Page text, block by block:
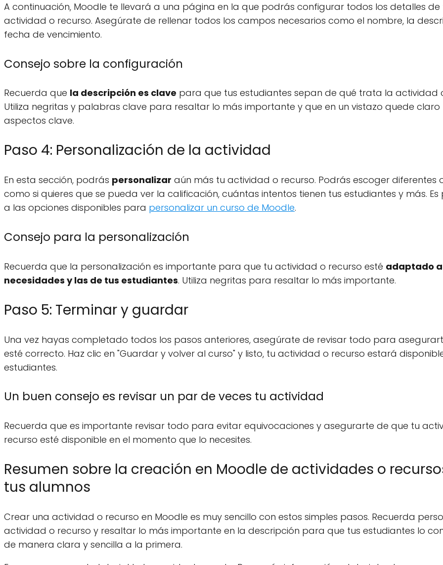
A continuación, Moodle te llevará a una página en la que podrás configurar todos los detalles de
actividad o recurso. Asegúrate de rellenar todos los campos necesarios como el nombre, la
fecha de vencimiento.
Consejo sobre la configuración
Recuerda que la descripción es clave para que tus estudiantes sepan de qué trata la actividad
Utiliza negritas y palabras clave para resaltar lo más importante y que en un vistazo quede claro
aspectos clave.
Paso 4: Personalización de la actividad
En esta sección, podrás personalizar aún más tu actividad o recurso. Podrás escoger diferentes
como si quieres que se pueda ver la calificación, cuántas intentos tienen tus estudiantes y más.
a las opciones disponibles para personalizar un curso de Moodle.
Consejo para la personalización
Recuerda que la personalización es importante para que tu actividad o recurso esté adaptado
necesidades y las de tus estudiantes. Utiliza negritas para resaltar lo más importante.
Paso 5: Terminar y guardar
Una vez hayas completado todos los pasos anteriores, asegúrate de revisar todo para
esté correcto. Haz clic en "Guardar y volver al curso" y listo, tu actividad o recurso estará
estudiantes.
Un buen consejo es revisar un par de veces tu actividad
Recuerda que es importante revisar todo para evitar equivocaciones y asegurarte de que tu
recurso esté disponible en el momento que lo necesites.
Resumen sobre la creación en Moodle de actividades o
tus alumnos
Crear una actividad o recurso en Moodle es muy sencillo con estos simples pasos. Recuerda
actividad o recurso y resaltar lo más importante en la descripción para que tus estudiantes lo
de manera clara y sencilla a la primera.